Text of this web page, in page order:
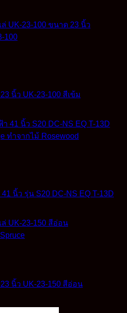
นิ้ว UK-23-100 สีเข้ม
นิ้ว รุ่น S20 DC-NS EQ T-13D
23 นิ้ว UK-23-150 สีอ่อน